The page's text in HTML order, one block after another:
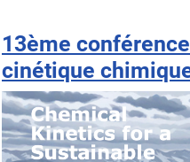
13ème
cinétique